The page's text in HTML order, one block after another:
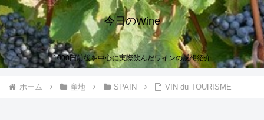
今日のWine
1000円前後を中心に実際飲んだワインの感想紹介
ホーム 産地 SPAIN VIN du TOURISME